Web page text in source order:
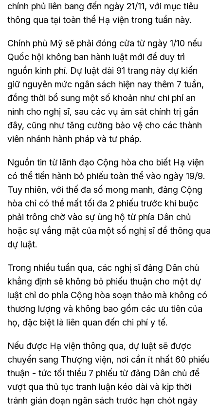
chính phủ liên bang đến ngày 21/11, với mục tiêu
thông qua tại toàn thể Hạ viện trong tuần này.
Chính phủ Mỹ sẽ phải đóng cửa từ ngày 1/10 nếu
Quốc hội không ban hành luật mới để duy trì
nguồn kinh phí. Dự luật dài 91 trang này dự kiến
giữ nguyên mức ngân sách hiện nay thêm 7 tuần,
đồng thời bổ sung một số khoản như chi phí an
ninh cho nghị sĩ, sau các vụ ám sát chính trị gần
đây, cũng như tăng cường bảo vệ cho các thành
viên nhánh hành pháp và tư pháp.
Nguồn tin từ lãnh đạo Cộng hòa cho biết Hạ viện
có thể tiến hành bỏ phiếu toàn thể vào ngày 19/9.
Tuy nhiên, với thế đa số mong manh, đảng Cộng
hòa chỉ có thể mất tối đa 2 phiếu trước khi buộc
phải trông chờ vào sự ủng hộ từ phía Dân chủ
hoặc sự vắng mặt của một số nghị sĩ để thông qua
dự luật.
Trong nhiều tuần qua, các nghị sĩ đảng Dân chủ
khẳng định sẽ không bỏ phiếu thuận cho một dự
luật chỉ do phía Cộng hòa soạn thảo mà không có
thương lượng và không bao gồm các ưu tiên của
họ, đặc biệt là liên quan đến chi phí y tế.
Nếu được Hạ viện thông qua, dự luật sẽ được
chuyển sang Thượng viện, nơi cần ít nhất 60 phiếu
thuận - tức tối thiểu 7 phiếu từ đảng Dân chủ để
vượt qua thủ tục tranh luận kéo dài và kịp thời
tránh gián đoạn ngân sách trước hạn chót ngày